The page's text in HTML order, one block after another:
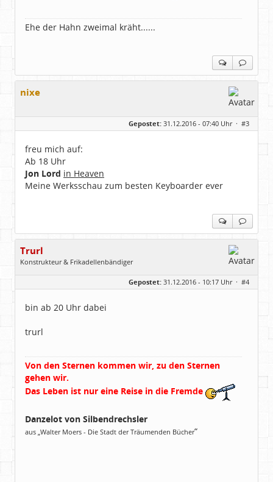
Ehe der Hahn zweimal kräht......
nixe
Gepostet: 31.12.2016 - 07:40 Uhr · #3
freu mich auf:
Ab 18 Uhr
Jon Lord in Heaven
Meine Werksschau zum besten Keyboarder ever
Trurl
Konstrukteur & Frikadellenbändiger
Beiträge:
13854
Gepostet: 31.12.2016 - 10:17 Uhr · #4
bin ab 20 Uhr dabei
trurl
Von den Sternen kommen wir, zu den Sternen
gehen wir.
Das Leben ist nur eine Reise in die Fremde
Danzelot von Silbendrechsler
aus „Walter Moers - Die Stadt der Träumenden Bücher“